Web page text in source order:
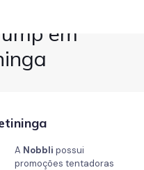
em
A Nobbli possui
promoções tentadoras